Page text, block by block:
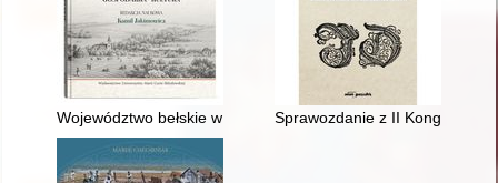
Województwo bełskie w świetle ustawodawstwa Sejmu
Sprawozdanie z II Kongresu